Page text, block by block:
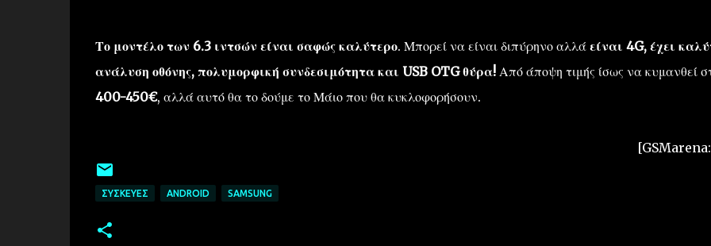
Το μοντέλο των 6.3 ιντσών είναι σαφώς καλύτερο. Μπορεί να είναι διπύρηνο αλλά είναι 4G, έχει
ανάλυση οθόνης, πολυμορφική συνδεσιμότητα και USB OTG θύρα!Από άποψη τιμής ίσως να κυμανθεί
400-450€, αλλά αυτό θα το δούμε το Μάιο που θα κυκλοφορήσουν.
ΣΥΣΚΕΥΈΣ ANDROID SAMSUNG